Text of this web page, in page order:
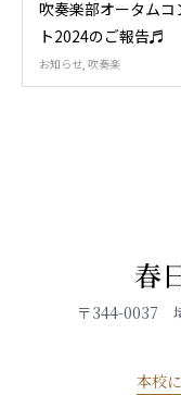
吹奏楽部オータムコ
ト2024のご報告♬
お知らせ 吹奏楽
春
〒344-0037
本校